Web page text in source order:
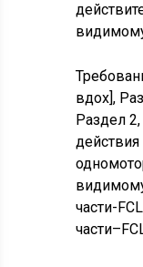
вдох],
Раздел
части-